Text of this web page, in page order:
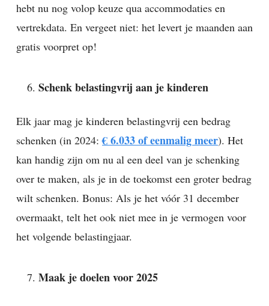
hebt nu nog volop keuze qua accommodaties en
vertrekdata. En vergeet niet: het levert je maanden aan
gratis voorpret op!
Schenk belastingvrij aan je kinderen
Elk jaar mag je kinderen belastingvrij een bedrag
schenken (in 2024:€ 6.033 of eenmalig meer). Het
kan handig zijn om nu al een deel van je schenking
over te maken, als je in de toekomst een groter bedrag
wilt schenken. Bonus: Als je het vóór 31 december
overmaakt, telt het ook niet mee in je vermogen voor
het volgende belastingjaar.
Maak je doelen voor 2025